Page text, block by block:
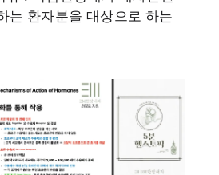
는 환자분을 대상으로 하는